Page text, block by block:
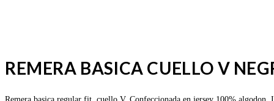
REMERA BASICA CUELLO V